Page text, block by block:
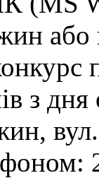
або
з